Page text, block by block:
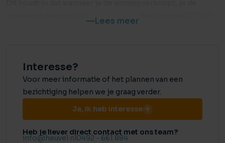
ontvangen koopprijskorting (geïndexeerd met de CPI) bij
uitstraling met eigentijds wooncomfort. De karaktervolle
woning een statige en warme uitstraling, terwijl binnen
alles draait om licht, ruimte en een prettig leefgevoel.
De lichte woonkamer met het zitgedeelte aan de tuinzijde
vormt het hart van het huis. Aan de voorzijde ligt de open
Lees meer
Interesse?
Voor meer informatie of het plannen van een
bezichtiging helpen we je graag verder.
Ja, ik heb interesse
Heb je liever direct contact met ons team?
info@heuvel.nl0492 - 661 884